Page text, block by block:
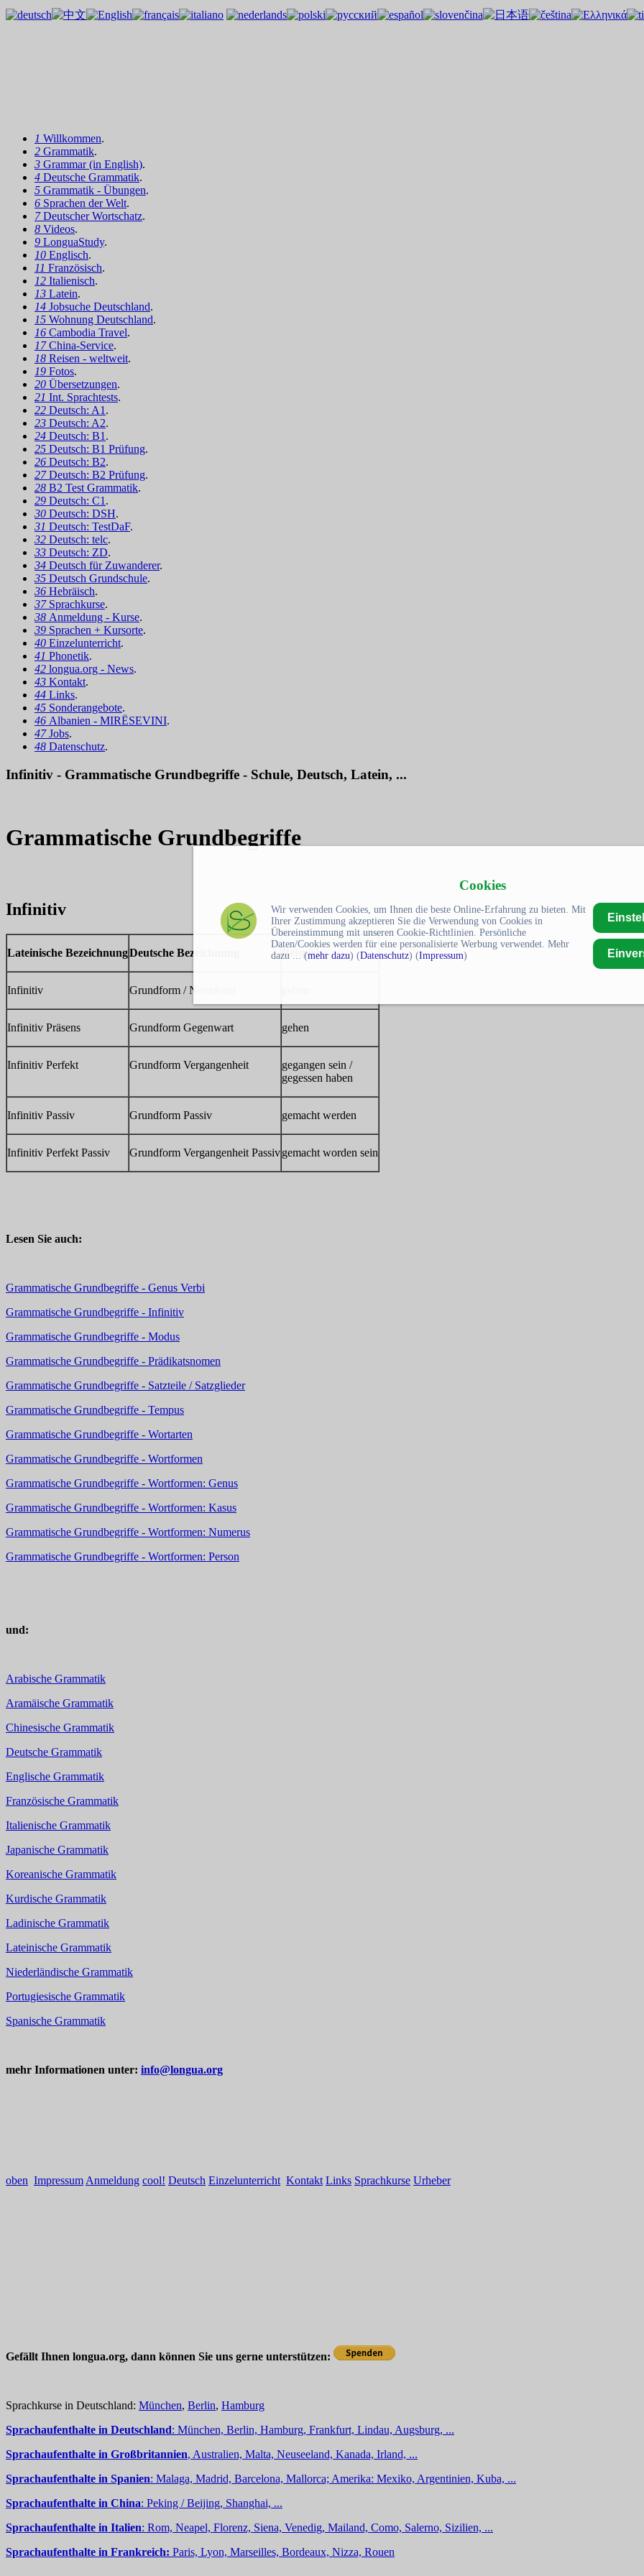
1 Willkommen.
2 Grammatik.
3 Grammar (in English).
4 Deutsche Grammatik.
5 Grammatik - Übungen.
6 Sprachen der Welt.
7Deutscher Wortschatz.
8 Videos.
9 LonguaStudy.
10 Englisch.
11 Französisch.
12 Italienisch.
13 Latein.
14 Jobsuche Deutschland.
15 Wohnung Deutschland.
16 Cambodia Travel.
17China-Service.
18 Reisen - weltweit.
19 Fotos.
20 Übersetzungen.
21 Int. Sprachtests.
22 Deutsch: A1 .
23 Deutsch: A2.
24 Deutsch: B1 .
25 Deutsch: B1 Prüfung.
26 Deutsch: B2.
27Deutsch: B2 Prüfung.
28 B2 Test Grammatik.
29 Deutsch: C1 .
30 Deutsch: DSH.
31 Deutsch: TestDaF.
32 Deutsch: telc.
33 Deutsch: ZD.
34 Deutsch für Zuwanderer.
35 Deutsch Grundschule.
36 Hebräisch.
37 Sprachkurse.
38 Anmeldung - Kurse.
39 Sprachen + Kursorte.
40 Einzelunterricht.
41 Phonetik.
42 longua.org - News.
43 Kontakt.
44 Links.
45 Sonderangebote.
46 Albanien - MIRËSEVINI.
47Jobs.
48 Datenschutz.
Cookies
Wir verwenden Cookies, um Ihnen die beste Online-Erfahrung zu bieten. Mit
Ihrer Zustimmung akzeptieren Sie die Verwendung von Cookies in
Übereinstimmung mit unseren Cookie-Richtlinien. Persönliche
Daten/Cookies werden für eine personalisierte Werbung verwendet. Mehr
dazu ... (mehr dazu) (Datenschutz) (Impressum)
Infinitiv - Grammatische Grundbegriffe - Schule, Deutsch, Latein, ...
Grammatische Grundbegriffe
Infinitiv
Lateinische BezeichnungDeutsche Bezeichnung Beispiel
Infinitiv Grundform / Nennform
Infinitiv Präsens Grundform Gegenwart gehen
Infinitiv Perfekt Grundform Vergangenheit
gegangen sein /
gegessen haben
Infinitiv Passiv Grundform Passiv gemacht werden
Infinitiv Perfekt Passiv Grundform Vergangenheit Passivgemacht worden sein
Lesen Sie auch:
Grammatische Grundbegriffe - Genus Verbi
Grammatische Grundbegriffe - Infinitiv
Grammatische Grundbegriffe - Modus
Grammatische Grundbegriffe - Prädikatsnomen
Grammatische Grundbegriffe - Satzteile / Satzglieder
Grammatische Grundbegriffe - Tempus
Grammatische Grundbegriffe - Wortarten
Grammatische Grundbegriffe - Wortformen
Grammatische Grundbegriffe - Wortformen: Genus
Grammatische Grundbegriffe - Wortformen: Kasus
Grammatische Grundbegriffe - Wortformen: Numerus
Grammatische Grundbegriffe - Wortformen: Person
und:
Arabische Grammatik
Aramäische Grammatik
Chinesische Grammatik
Deutsche Grammatik
Englische Grammatik
Französische Grammatik
Italienische Grammatik
Japanische Grammatik
Koreanische Grammatik
Kurdische Grammatik
Ladinische Grammatik
Lateinische Grammatik
Niederländische Grammatik
Portugiesische Grammatik
Spanische Grammatik
mehr Informationen unter: info@longua.org
oben Impressum Anmeldung cool! Deutsch Einzelunterricht Kontakt Links Sprachkurse Urheber
Gefällt Ihnen longua.org, dann können Sie uns gerne unterstützen:
Sprachkurse in Deutschland: München, Berlin, Hamburg
Sprachaufenthalte in Deutschland: München, Berlin, Hamburg, Frankfurt, Lindau, Augsburg, ...
Sprachaufenthalte in Großbritannien, Australien, Malta, Neuseeland, Kanada, Irland, ...
Sprachaufenthalte in Spanien: Malaga, Madrid, Barcelona, Mallorca; Amerika: Mexiko, Argentinien, Kuba, ...
Sprachaufenthalte in China: Peking / Beijing, Shanghai, ...
Sprachaufenthalte in Italien: Rom, Neapel, Florenz, Siena, Venedig, Mailand, Como, Salerno, Sizilien, ...
Sprachaufenthalte in Frankreich: Paris, Lyon, Marseilles, Bordeaux, Nizza, Rouen